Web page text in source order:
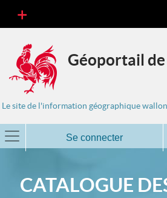
Géoportail
Le site de l'information géographique
Se connecter
CATALOGUE